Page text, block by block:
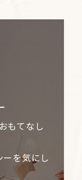
もてなし
を気にし